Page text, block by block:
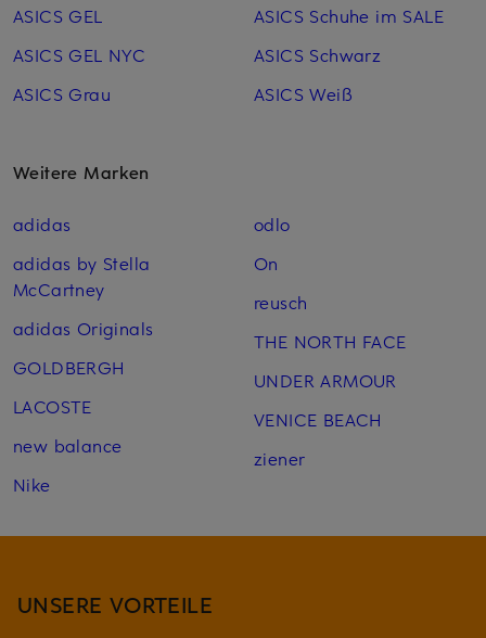
ASICS GEL
ASICS GEL NYC
ASICS Grau
ASICS Schuhe im SALE
ASICS Schwarz
ASICS Weiß
Weitere Marken
adidas
adidas by Stella
McCartney
adidas Originals
GOLDBERGH
LACOSTE
new balance
Nike
odlo
On
reusch
THE NORTH FACE
UNDER ARMOUR
VENICE BEACH
ziener
UNSERE VORTEILE